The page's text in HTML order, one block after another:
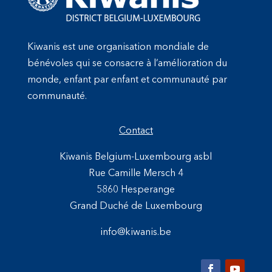
Kiwanis est une organisation mondiale de
bénévoles qui se consacre à l’amélioration du
monde, enfant par enfant et communauté par
communauté.
Contact
Kiwanis Belgium-Luxembourg asbl
Rue Camille Mersch 4
5860 Hesperange
Grand Duché de Luxembourg
info@kiwanis.be